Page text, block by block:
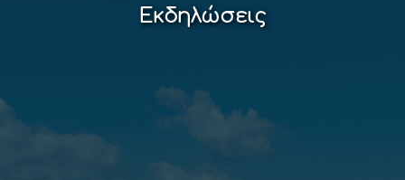
Εκδηλώσεις